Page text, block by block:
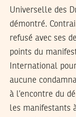
Universelle des
démontré.
refusé avec ses
points du
International
aucune
à l’encontre du
les manifestants